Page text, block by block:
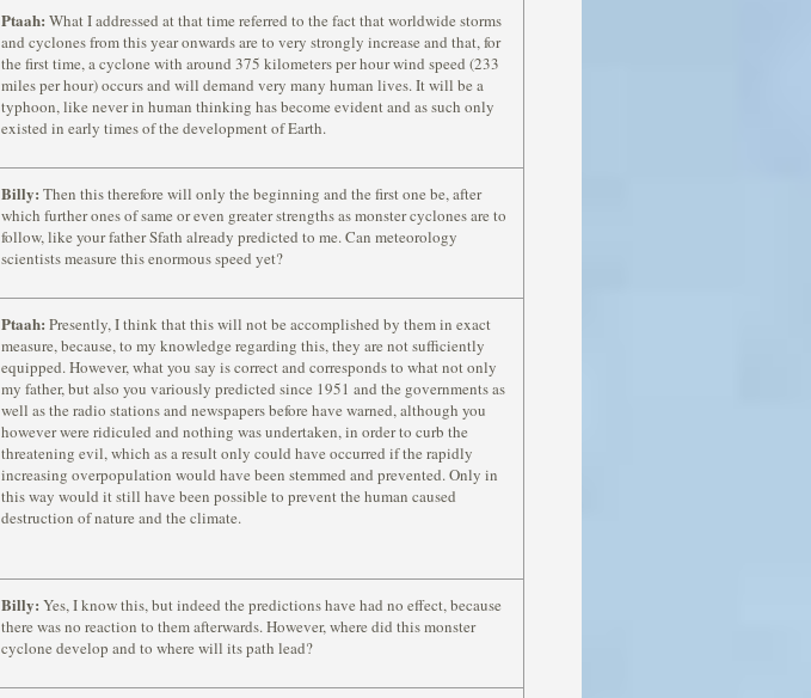
Ptaah: What I addressed at that time referred to the fact that worldwide storms
and cyclones from this year onwards are to very strongly increase and that, for
the first time, a cyclone with around 375 kilometers per hour wind speed (233
miles per hour) occurs and will demand very many human lives. It will be a
typhoon, like never in human thinking has become evident and as such only
existed in early times of the development of Earth.
Billy: Then this therefore will only the beginning and the first one be, after
which further ones of same or even greater strengths as monster cyclones are to
follow, like your father Sfath already predicted to me. Can meteorology
scientists measure this enormous speed yet?
Ptaah: Presently, I think that this will not be accomplished by them in exact
measure, because, to my knowledge regarding this, they are not sufficiently
equipped. However, what you say is correct and corresponds to what not only
my father, but also you variously predicted since 1951 and the governments as
well as the radio stations and newspapers before have warned, although you
however were ridiculed and nothing was undertaken, in order to curb the
threatening evil, which as a result only could have occurred if the rapidly
increasing overpopulation would have been stemmed and prevented. Only in
this way would it still have been possible to prevent the human caused
destruction of nature and the climate.
Billy: Yes, I know this, but indeed the predictions have had no effect, because
there was no reaction to them afterwards. However, where did this monster
cyclone develop and to where will its path lead?